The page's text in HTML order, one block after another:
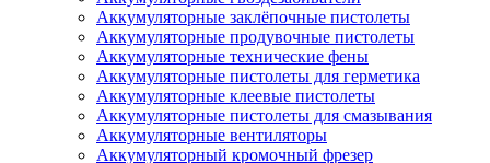
Аккумуляторные заклёпочные пистолеты
Аккумуляторные продувочные пистолеты
Аккумуляторные технические фены
Аккумуляторные пистолеты для герметика
Аккумуляторные клеевые пистолеты
Аккумуляторные пистолеты для смазывания
Аккумуляторные вентиляторы
Аккумуляторный кромочный фрезер